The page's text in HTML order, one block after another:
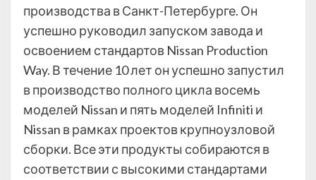
производства в Санкт-Петербурге. Он
успешно руководил запуском завода и
освоением стандартов Nissan Production
Way. В течение 10 лет он успешно запустил
в производство полного цикла восемь
моделей Nissan и пять моделей Infiniti и
Nissan в рамках проектов крупноузловой
сборки. Все эти продукты собираются в
соответствии с высокими стандартами